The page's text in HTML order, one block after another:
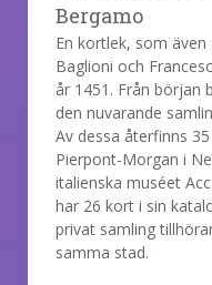
Bergamo
En kortlek, som
Baglioni och
år 1451. Från början
den nuvarande
Av dessa återfinns
Pierpont-Morgan i
italienska muséet
har 26 kort i sin
privat samling
samma stad.